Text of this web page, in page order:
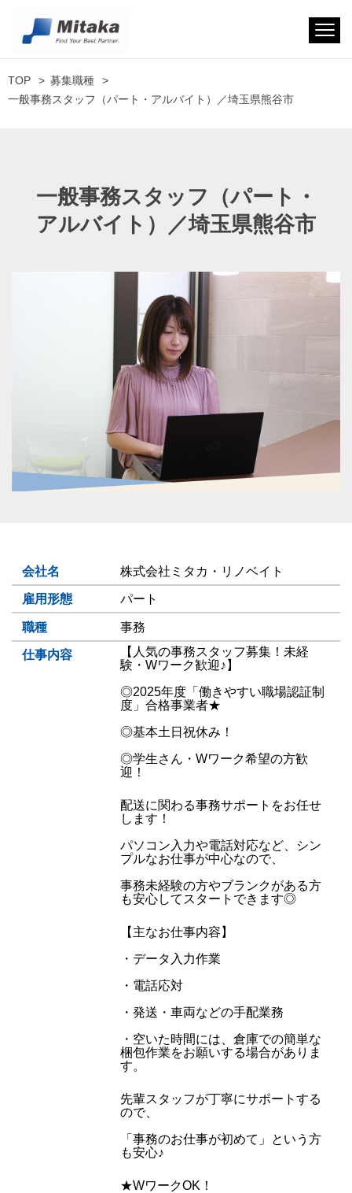
TOP
募集職種
一般事務スタッフ（パート・アルバイト）／埼玉県熊谷市
一般事務スタッフ（パート・
アルバイト）／埼玉県熊谷市
会社名 株式会社ミタカ・リノベイト
雇用形態 パート
職種 事務
仕事内容
【人気の事務スタッフ募集！未経
験・Wワーク歓迎♪】
◎2025年度「働きやすい職場認証制
度」合格事業者★
◎基本土日祝休み！
◎学生さん・Wワーク希望の方歓
迎！
配送に関わる事務サポートをお任せ
します！
パソコン入力や電話対応など、シン
プルなお仕事が中心なので、
事務未経験の方やブランクがある方
も安心してスタートできます◎
【主なお仕事内容】
・データ入力作業
・電話応対
・発送・車両などの手配業務
・空いた時間には、倉庫での簡単な
梱包作業をお願いする場合がありま
す。
先輩スタッフが丁寧にサポートする
ので、
「事務のお仕事が初めて」という方
も安心♪
★WワークOK！